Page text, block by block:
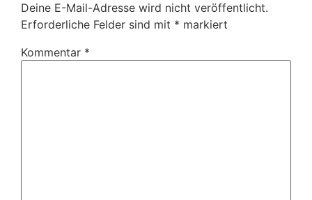
Deine E-Mail-Adresse wird nicht veröffentlicht.
Erforderliche Felder sind mit * markiert
Kommentar *